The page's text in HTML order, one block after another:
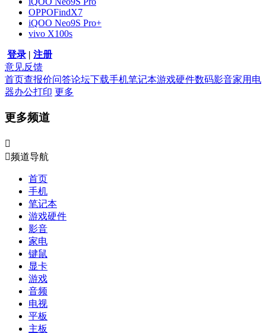
OPPOFindX7
iQOO Neo9S Pro+
vivo X100s
登录
注册
意见反馈
首页查报价问答论坛 下载手机笔记本游戏硬件数码影音家用电
器办公打印 更多
更多频道

频道导航
首页
手机
笔记本
游戏硬件
影音
家电
键鼠
显卡
游戏
音频
电视
平板
主板